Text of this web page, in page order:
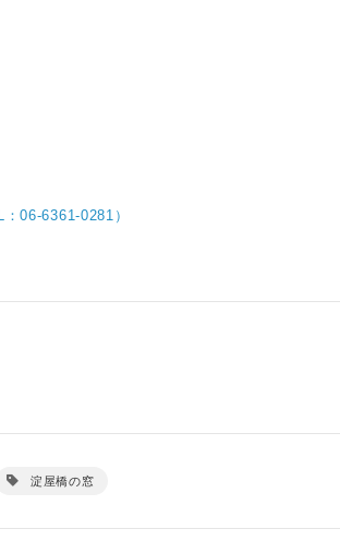
06-6361-0281）
淀屋橋の窓